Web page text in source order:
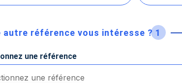
autre référence vous intéresse ? 1
une référence